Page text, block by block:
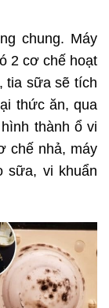
chung. Máy
2 cơ chế hoạt
tia sữa sẽ tích
thức ăn, qua
thành ổ vi
chế nhả, máy
sữa, vi khuẩn